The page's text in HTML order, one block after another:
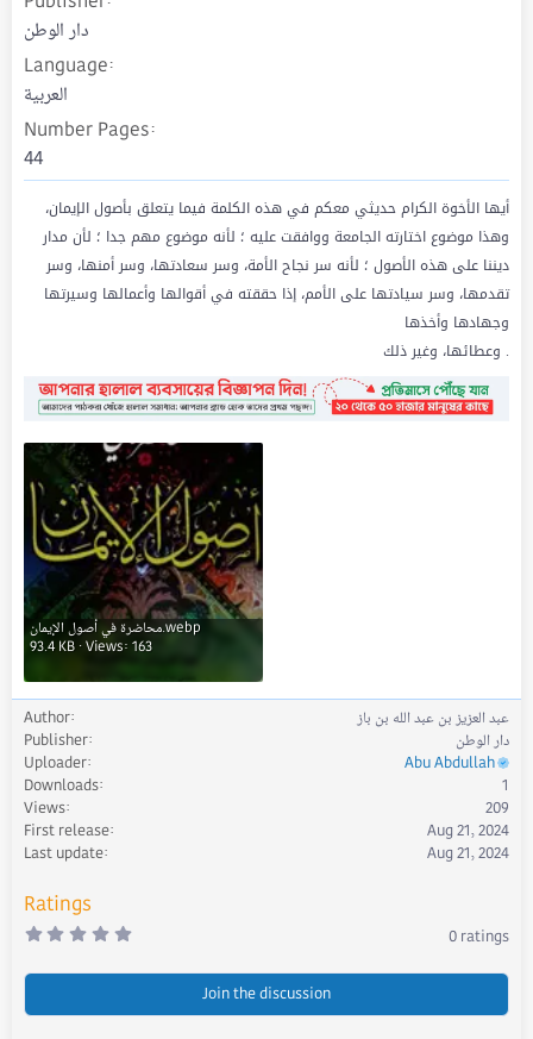
دار الوطن
Language
العربية
Number Pages
44
أيها الأخوة الكرام حديثي معكم في هذه الكلمة فيما يتعلق بأصول الإيمان،
وهذا موضوع اختارته الجامعة ووافقت عليه ؛ لأنه موضوع مهم جدا ؛ لأن مدار
ديننا على هذه الأصول ؛ لأنه سر نجاح الأمة، وسر سعادتها، وسر أمنها، وسر
تقدمها، وسر سيادتها على الأمم، إذا حققته في أقوالها وأعمالها وسيرتها
وجهادها وأخذها
وعطائها، وغير ذلك .
محاضرة في أصول الإيمان.webp
93.4 KB · Views: 163
Author
عبد العزيز بن عبد الله بن باز
Publisher
دار الوطن
Uploader
Abu Abdullah
Downloads
1
Views
209
First release
Aug 21, 2024
Last update
Aug 21, 2024
Ratings
0
0
0 ratings
Join the discussion